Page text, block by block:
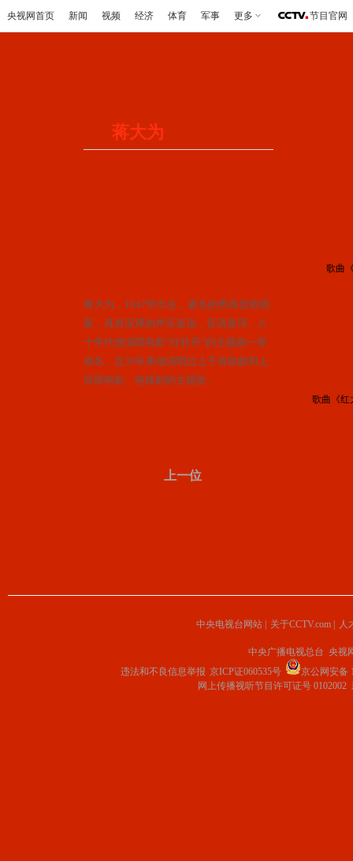
央视网首页 新闻 视频 经济 体育 军事 更多 节目官网
蒋大为
蒋大为，1947年出生，著名的男高音歌唱
家，具有深厚的声乐造诣，音清质淳。八
十年代他演唱电影“红牡丹”的主题曲一举
成名，近30年来他演唱过上千首歌曲和上
百部电影、电视剧的主题歌。
上一位
歌曲
歌曲《红
中央电视台网站 关于CCTV.com 人
中央广播电视总台 央视
违法和不良信息举报 京ICP证060535号
京公网安备
网上传播视听节目许可证号 0102002